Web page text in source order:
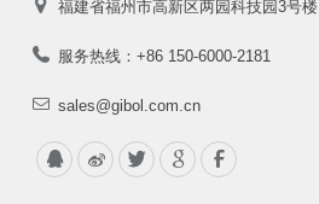
福建省福州市高新区两园科技园3号楼
服务热线：+86 150-6000-2181
sales@gibol.com.cn